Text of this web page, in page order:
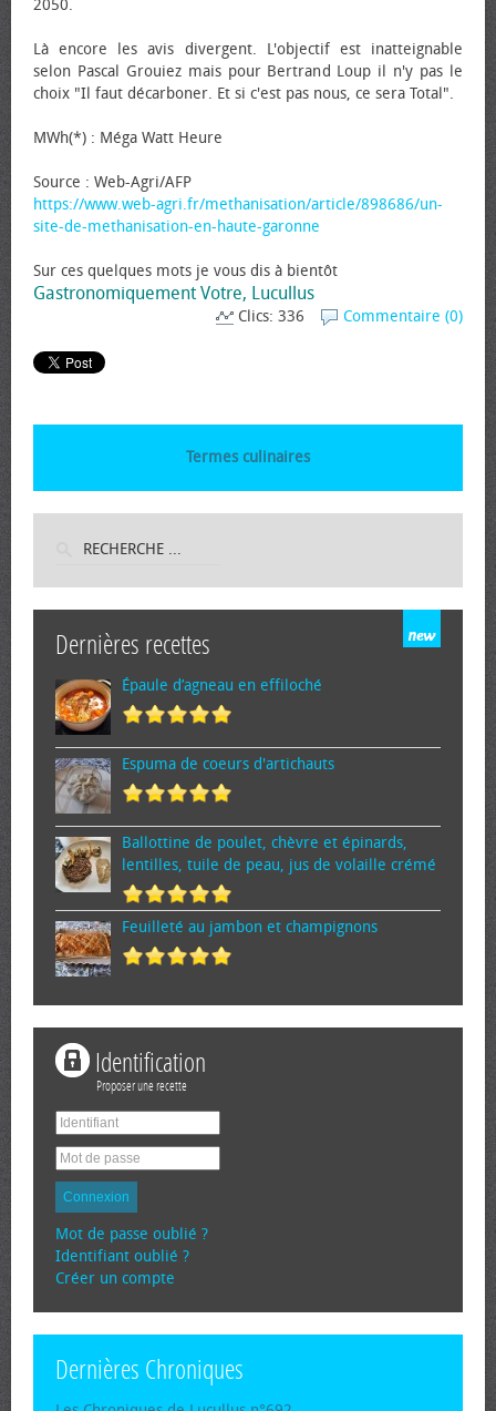
2050.
Là encore les avis divergent. L'objectif est inatteignable
selon Pascal Grouiez mais pour Bertrand Loup il n'y pas le
choix "Il faut décarboner. Et si c'est pas nous, ce sera Total".
MWh(*) : Méga Watt Heure
Source : Web-Agri/AFP
https://www.web-agri.fr/methanisation/article/898686/un-
site-de-methanisation-en-haute-garonne
Sur ces quelques mots je vous dis à bientôt
Gastronomiquement Votre, Lucullus
Commentaire (0)
Clics: 336
Termes culinaires
Dernières recettes
Épaule d’agneau en effiloché
Espuma de cœurs d'artichauts
Ballottine de poulet, chèvre et épinards,
lentilles, tuile de peau, jus de volaille crémé
Feuilleté au jambon et champignons
Identification
Proposer une recette
Connexion
Mot de passe oublié ?
Identifiant oublié ?
Créer un compte
Dernières Chroniques